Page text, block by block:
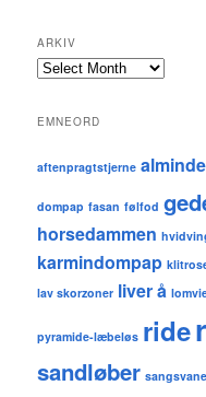
ARKIV
A
iEMNEORD
aftenpragtstjerne
dompap fasan følfod
horsedammen
karmindompap
lav skorzoner liver å
pyramide-læbeløs ride
sandløber sangsvane